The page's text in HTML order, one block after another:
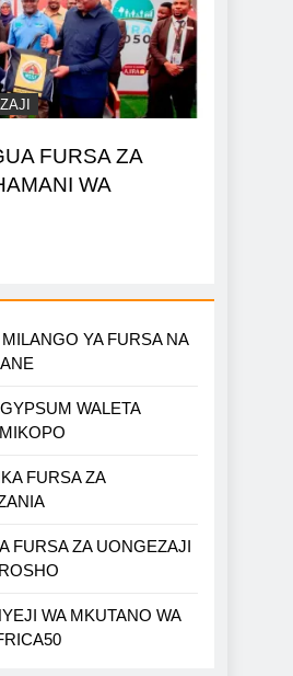
FURSA ZA
WA
YA FURSA NA
WALETA
FURSA ZA
FURSA ZA UONGEZAJI
WA MKUTANO WA